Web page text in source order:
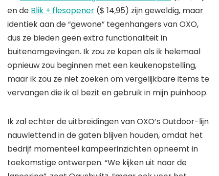
en de Blik + flesopener ($ 14,95) zijn geweldig, maar
identiek aan de “gewone” tegenhangers van OXO,
dus ze bieden geen extra functionaliteit in
buitenomgevingen. Ik zou ze kopen als ik helemaal
opnieuw zou beginnen met een keukenopstelling,
maar ik zou ze niet zoeken om vergelijkbare items te
vervangen die ik al bezit en gebruik in mijn puinhoop.
Ik zal echter de uitbreidingen van OXO’s Outdoor-lijn
nauwlettend in de gaten blijven houden, omdat het
bedrijf momenteel kampeerinzichten opneemt in
toekomstige ontwerpen. “We kijken uit naar de